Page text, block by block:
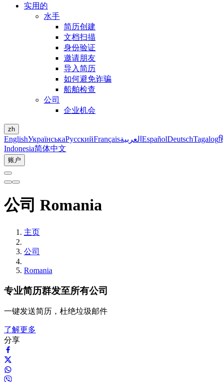
实用的
水手
简历创建
文档扫描
身份验证
邀请朋友
导入简历
如何避免诈骗
船舶检查
公司
企业机会
zh
EnglishУкраїнськаРусскийFrançaisالعربية EspañolDeutschTagalog
Indonesia简体中文
账户
公司 Romania
主页
公司
Romania
专业简历群发至所有公司
一键发送简历，杜绝垃圾邮件
了解更多
分享